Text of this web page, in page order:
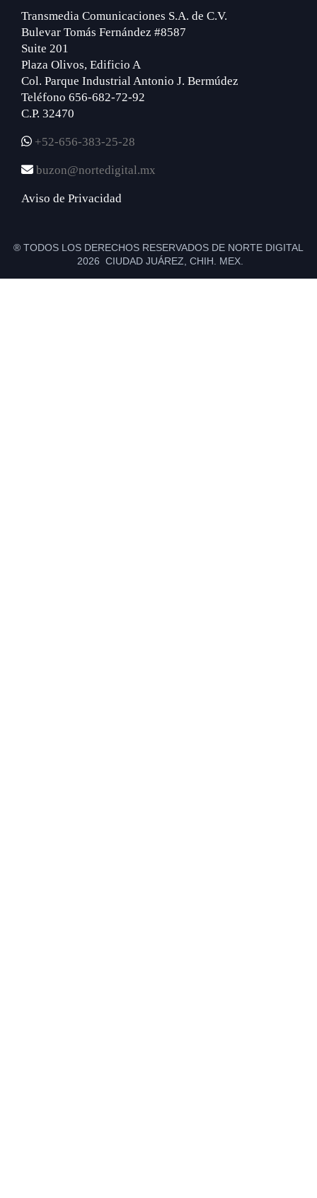
Transmedia Comunicaciones S.A. de C.V.
Bulevar Tomás Fernández #8587
Suite 201
Plaza Olivos, Edificio A
Col. Parque Industrial Antonio J. Bermúdez
Teléfono 656-682-72-92
C.P. 32470
+52-656-383-25-28
buzon@nortedigital.mx
Aviso de Privacidad
® TODOS LOS DERECHOS RESERVADOS DE NORTE DIGITAL
2026 CIUDAD JUÁREZ, CHIH. MEX.